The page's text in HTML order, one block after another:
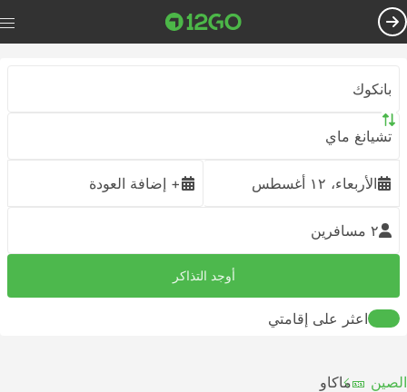
بانكوك
تشيانغ ماي
الأربعاء، ١٢ أغسطس + إضافة العودة
٢ مسافرين
أوجد التذاكر
اعثر على إقامتي
الصين 🎫ماكاو